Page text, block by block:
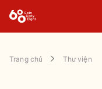
Trang chủ Thư viện